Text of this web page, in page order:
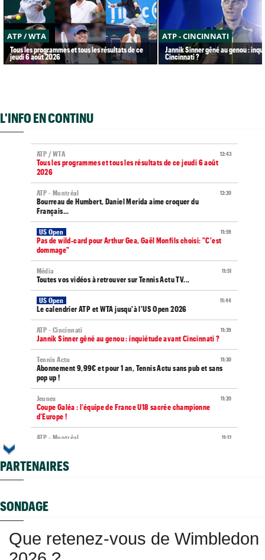
ATP / WTA
Tous les programmes et tous les résultats de ce
jeudi 6 août 2026
ATP - CINCINNATI
Jannik Sinner gêné au genou :
Cincinnati ?
L'INFO EN CONTINU
12:43
ATP / WTA
Tous les programmes et tous les résultats de ce jeudi 6 août
2026
12:20
ATP - Montréal
Bourreau de Humbert, Daniel Merida aime croquer du
Français...
11:59
US Open
Pas de wild-card pour Arthur Gea, Gaël Monfils choisi: "C'est
dommage"
11:51
Média
Toutes vos vidéos à retrouver sur Tennis Actu TV...
11:44
US Open
Le calendrier ATP et WTA jusqu'à l'US Open 2026
11:39
ATP - Cincinnati
Jannik Sinner gêné au genou : inquiétude avant Cincinnati ?
11:30
Tennis Actu
Abonnement 9,99€ et pour 1 an, Tennis Actu sans pub et sans
pop up !
11:20
Jeunes
Coupe Galéa : l’équipe de France U18 sacrée championne
d’Europe !
11:12
ATP - Montréal
ATP - Montréal
Gaël Monfils : ses adieux à Montréal après un dernier combat
Zverev, Medvedev et Fritz : hécatombe chez les favoris
ATP - Montréal
PARTENAIRES
SONDAGE
Que retenez-vous de Wimbledon